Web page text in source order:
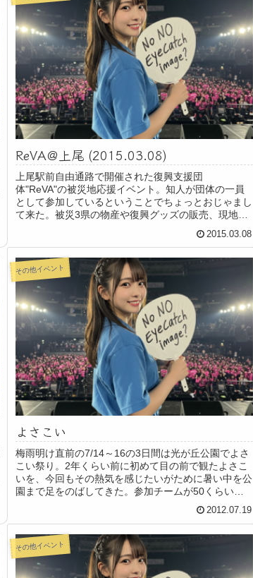
ReVA＠上尾 (2015.03.08)
上尾駅前自由通路で開催された復興支援団
体"ReVA"の被災地応援イベント。知人が団体の一員
として参加しているということでちょっとおじゃまし
て来た。被災3県の物産や復興グッズの販売、現地へ
2015.03.08
その他イベント
よさこい
梅雨明け直前の7/14～16の3日間は光が丘公園でよさ
こい祭り。2年くらい前に初めて目の前で観たよさこ
いを、今回もその熱気を感じたいがために暑い中を公
園まで足をのばしてきた。参加チームが50くらい。
本場高知には足下にも及ばないが、比較的規模...
2012.07.19
その他イベント